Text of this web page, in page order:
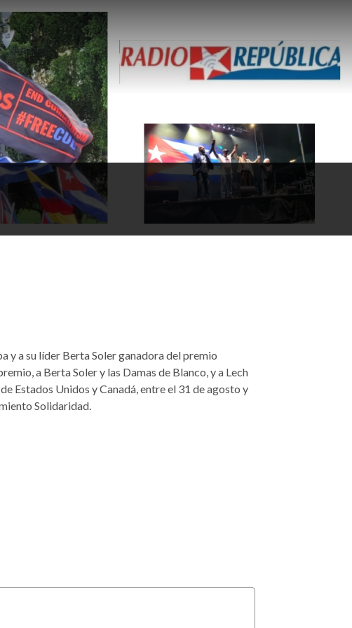
y a su líder Berta Soler ganadora del premio
a Berta Soler y las Damas de Blanco, y a Lech
Estados Unidos y Canadá, entre el 31 de agosto y
Solidaridad.